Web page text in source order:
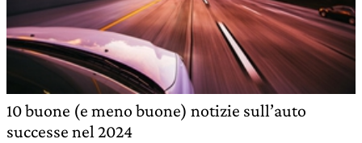
10 buone (e meno buone) notizie sull’auto
successe nel 2024